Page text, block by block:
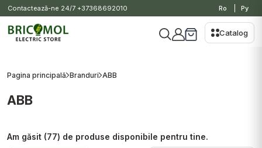
Contactează-ne 24/7 +37368692010 Ro Ру
Catalog
Pagina principală Branduri ABB
ABB
Am găsit (77) de produse disponibile pentru tine.